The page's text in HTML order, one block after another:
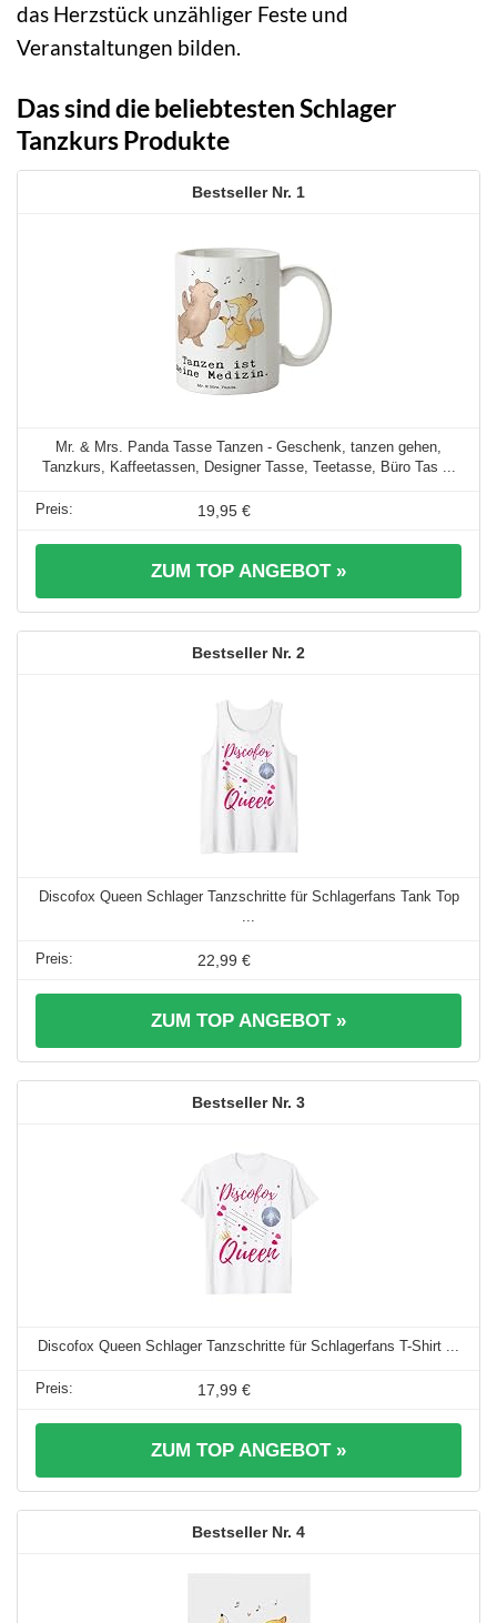
das Herzstück unzähliger Feste und
Veranstaltungen bilden.
Das sind die beliebtesten Schlager
Tanzkurs Produkte
1
Mr. & Mrs. Panda Tasse Tanzen - Geschenk, tanzen gehen,
Tanzkurs, Kaffeetassen, Designer Tasse, Teetasse, Büro Tas ...
19,95 €
ZUM TOP ANGEBOT »
2
Discofox Queen Schlager Tanzschritte für Schlagerfans Tank Top
22,99 €
ZUM TOP ANGEBOT »
3
Discofox Queen Schlager Tanzschritte für Schlagerfans T-Shirt ...
17,99 €
ZUM TOP ANGEBOT »
4